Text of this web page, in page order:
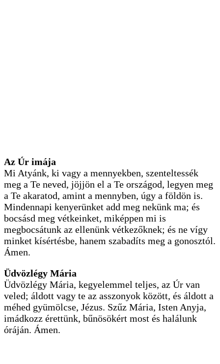
Az Úr imája
Mi Atyánk, ki vagy a mennyekben, szenteltessék
meg a Te neved, jöjjön el a Te országod, legyen meg
a Te akaratod, amint a mennyben, úgy a földön is.
Mindennapi kenyerünket add meg nekünk ma; és
bocsásd meg vétkeinket, miképpen mi is
megbocsátunk az ellenünk vétkezőknek; és ne vígy
minket kísértésbe, hanem szabadíts meg a gonosztól.
Ámen.
Üdvözlégy Mária
Üdvözlégy Mária, kegyelemmel teljes, az Úr van
veled; áldott vagy te az asszonyok között, és áldott a
méhed gyümölcse, Jézus. Szűz Mária, Isten Anyja,
imádkozz érettünk, bűnösökért most és halálunk
óráján. Ámen.